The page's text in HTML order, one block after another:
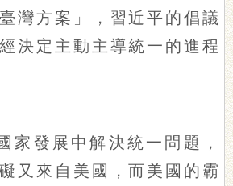
灣方案」，習近平的倡議
決定主動主導統一的進程
家發展中解決統一問題，
又來自美國，而美國的霸